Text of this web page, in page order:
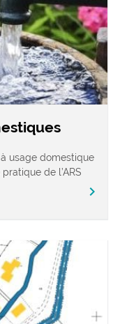
usage domestique
de l’ARS
chevron_right